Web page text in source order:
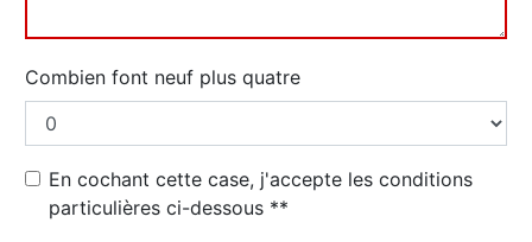
Combien font neuf plus quatre
En cochant cette case, j'accepte les conditions
particulières ci-dessous **